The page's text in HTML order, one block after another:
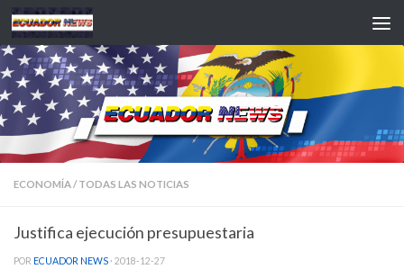
Saltar al contenido
ECONOMÍA/ TODAS LAS NOTICIAS
Justifica ejecución presupuestaria
POR ECUADOR NEWS · 2018-12-27